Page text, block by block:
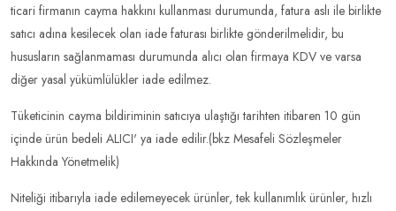
ticari firmanın cayma hakkını kullanması durumunda, fatura aslı ile birlikte
satıcı adına kesilecek olan iade faturası birlikte gönderilmelidir, bu
hususların sağlanmaması durumunda alıcı olan firmaya KDV ve varsa
diğer yasal yükümlülükler iade edilmez.
Tüketicinin cayma bildiriminin satıcıya ulaştığı tarihten itibaren 10 gün
içinde ürün bedeli ALICI' ya iade edilir.(bkz Mesafeli Sözleşmeler
Hakkında Yönetmelik)
Niteliği itibarıyla iade edilemeyecek ürünler, tek kullanımlık ürünler, hızlı